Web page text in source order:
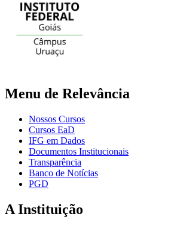
Menu de Relevância
Nossos Cursos
Cursos EaD
IFG em Dados
Documentos Institucionais
Transparência
Banco de Notícias
PGD
A Instituição